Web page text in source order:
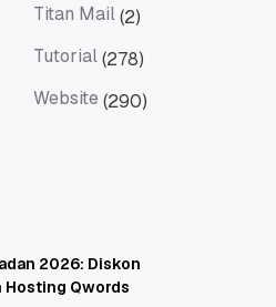
Titan Mail(2)
Tutorial(278)
Website (290)
2026: Diskon
Hosting Qwords